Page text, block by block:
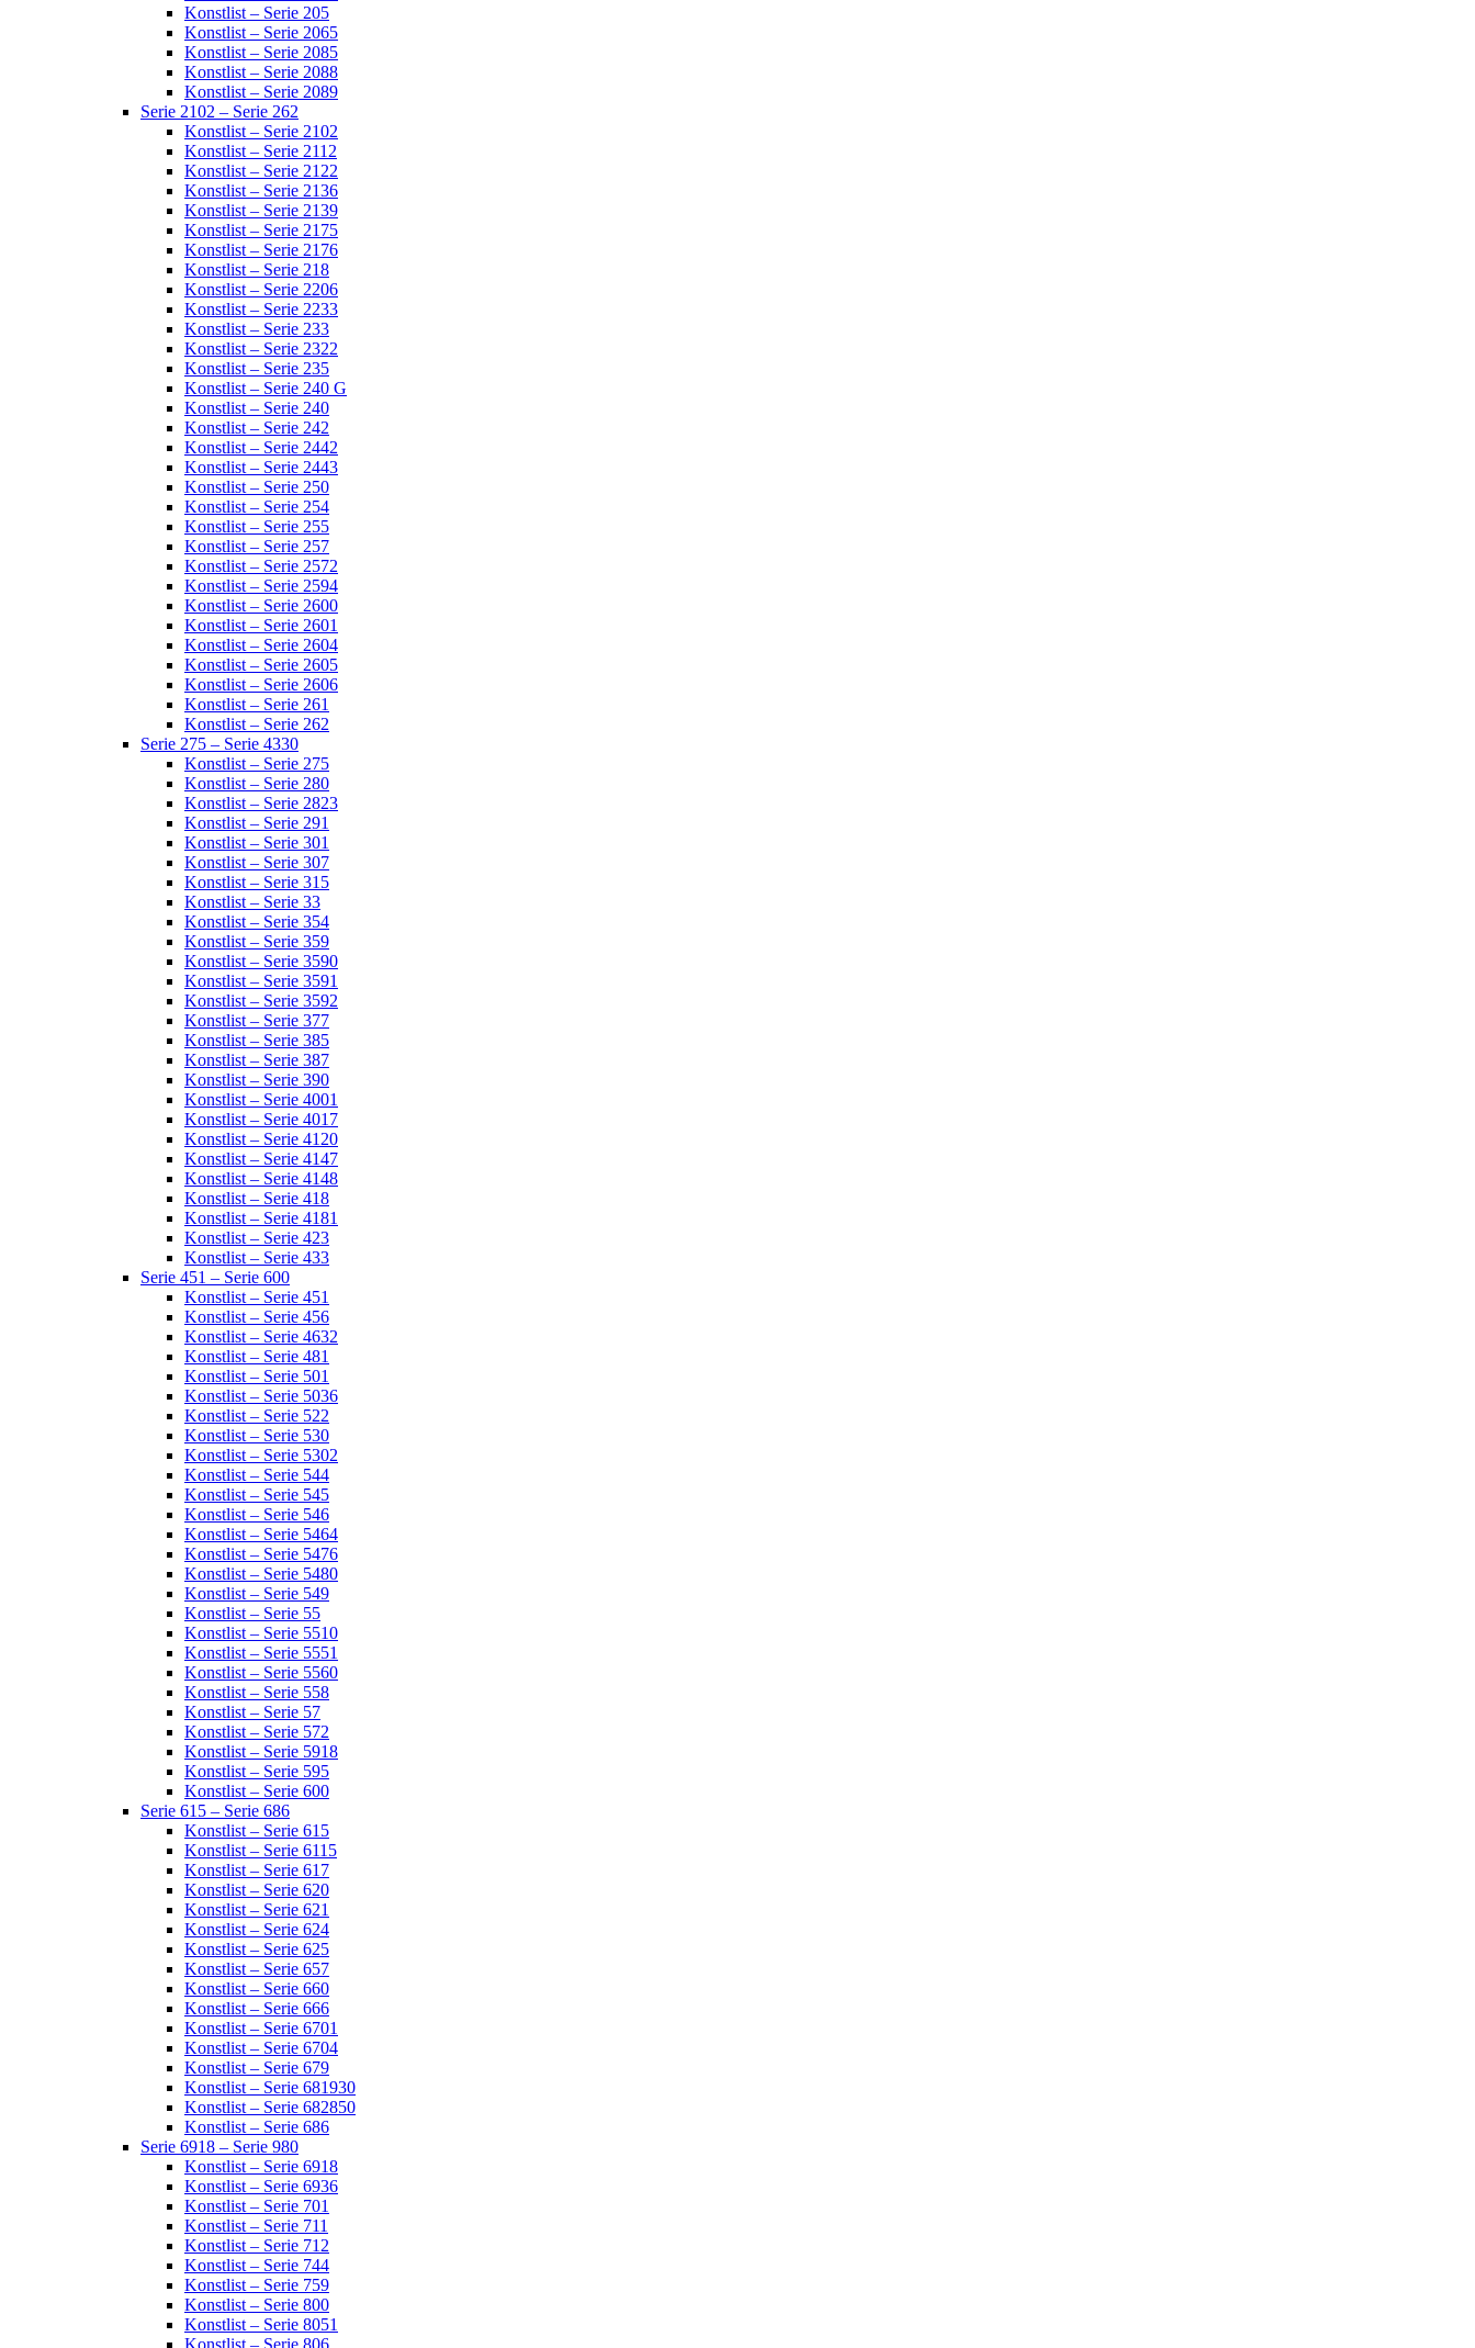
Konstlist – Serie 205
Konstlist – Serie 2065
Konstlist – Serie 2085
Konstlist – Serie 2088
Konstlist – Serie 2089
Serie 2102 – Serie 262
Konstlist – Serie 2102
Konstlist – Serie 2112
Konstlist – Serie 2122
Konstlist – Serie 2136
Konstlist – Serie 2139
Konstlist – Serie 2175
Konstlist – Serie 2176
Konstlist – Serie 218
Konstlist – Serie 2206
Konstlist – Serie 2233
Konstlist – Serie 233
Konstlist – Serie 2322
Konstlist – Serie 235
Konstlist – Serie 240 G
Konstlist – Serie 240
Konstlist – Serie 242
Konstlist – Serie 2442
Konstlist – Serie 2443
Konstlist – Serie 250
Konstlist – Serie 254
Konstlist – Serie 255
Konstlist – Serie 257
Konstlist – Serie 2572
Konstlist – Serie 2594
Konstlist – Serie 2600
Konstlist – Serie 2601
Konstlist – Serie 2604
Konstlist – Serie 2605
Konstlist – Serie 2606
Konstlist – Serie 261
Konstlist – Serie 262
Serie 275 – Serie 4330
Konstlist – Serie 275
Konstlist – Serie 280
Konstlist – Serie 2823
Konstlist – Serie 291
Konstlist – Serie 301
Konstlist – Serie 307
Konstlist – Serie 315
Konstlist – Serie 33
Konstlist – Serie 354
Konstlist – Serie 359
Konstlist – Serie 3590
Konstlist – Serie 3591
Konstlist – Serie 3592
Konstlist – Serie 377
Konstlist – Serie 385
Konstlist – Serie 387
Konstlist – Serie 390
Konstlist – Serie 4001
Konstlist – Serie 4017
Konstlist – Serie 4120
Konstlist – Serie 4147
Konstlist – Serie 4148
Konstlist – Serie 418
Konstlist – Serie 4181
Konstlist – Serie 423
Konstlist – Serie 433
Serie 451 – Serie 600
Konstlist – Serie 451
Konstlist – Serie 456
Konstlist – Serie 4632
Konstlist – Serie 481
Konstlist – Serie 501
Konstlist – Serie 5036
Konstlist – Serie 522
Konstlist – Serie 530
Konstlist – Serie 5302
Konstlist – Serie 544
Konstlist – Serie 545
Konstlist – Serie 546
Konstlist – Serie 5464
Konstlist – Serie 5476
Konstlist – Serie 5480
Konstlist – Serie 549
Konstlist – Serie 55
Konstlist – Serie 5510
Konstlist – Serie 5551
Konstlist – Serie 5560
Konstlist – Serie 558
Konstlist – Serie 57
Konstlist – Serie 572
Konstlist – Serie 5918
Konstlist – Serie 595
Konstlist – Serie 600
Serie 615 – Serie 686
Konstlist – Serie 615
Konstlist – Serie 6115
Konstlist – Serie 617
Konstlist – Serie 620
Konstlist – Serie 621
Konstlist – Serie 624
Konstlist – Serie 625
Konstlist – Serie 657
Konstlist – Serie 660
Konstlist – Serie 666
Konstlist – Serie 6701
Konstlist – Serie 6704
Konstlist – Serie 679
Konstlist – Serie 681930
Konstlist – Serie 682850
Konstlist – Serie 686
Serie 6918 – Serie 980
Konstlist – Serie 6918
Konstlist – Serie 6936
Konstlist – Serie 701
Konstlist – Serie 711
Konstlist – Serie 712
Konstlist – Serie 744
Konstlist – Serie 759
Konstlist – Serie 800
Konstlist – Serie 8051
Konstlist – Serie 806